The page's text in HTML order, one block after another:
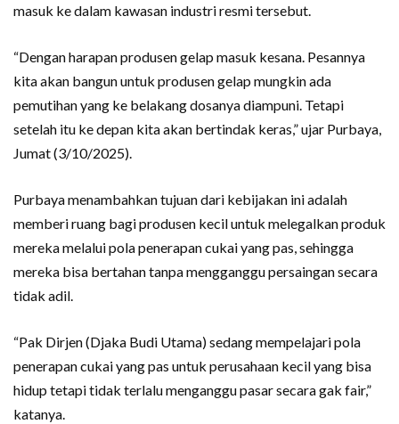
masuk ke dalam kawasan industri resmi tersebut.
“Dengan harapan produsen gelap masuk kesana. Pesannya
kita akan bangun untuk produsen gelap mungkin ada
pemutihan yang ke belakang dosanya diampuni. Tetapi
setelah itu ke depan kita akan bertindak keras,” ujar Purbaya,
Jumat (3/10/2025).
Purbaya menambahkan tujuan dari kebijakan ini adalah
memberi ruang bagi produsen kecil untuk melegalkan produk
mereka melalui pola penerapan cukai yang pas, sehingga
mereka bisa bertahan tanpa mengganggu persaingan secara
tidak adil.
“Pak Dirjen (Djaka Budi Utama) sedang mempelajari pola
penerapan cukai yang pas untuk perusahaan kecil yang bisa
hidup tetapi tidak terlalu menganggu pasar secara gak fair,”
katanya.